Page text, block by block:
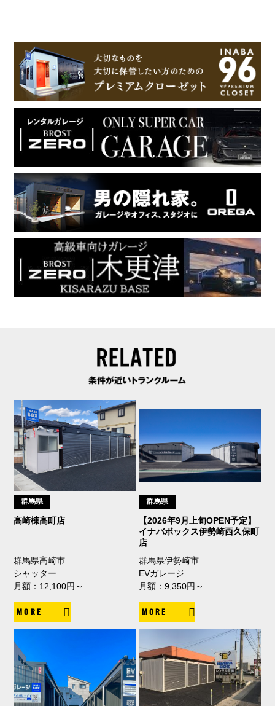
群馬県
高崎棟高町店
群馬県高崎市
シャッター
月額：12,100円～
MORE
群馬県
【2026年9月上旬OPEN予定】
イナバボックス伊勢崎西久保町
店
群馬県伊勢崎市
EVガレージ
月額：9,350円～
MORE